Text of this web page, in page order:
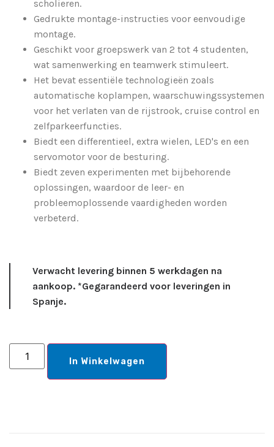
scholieren.
Gedrukte montage-instructies voor eenvoudige
montage.
Geschikt voor groepswerk van 2 tot 4 studenten,
wat samenwerking en teamwerk stimuleert.
Het bevat essentiële technologieën zoals
automatische koplampen, waarschuwingssystemen
voor het verlaten van de rijstrook, cruise control en
zelfparkeerfuncties.
Biedt een differentieel, extra wielen, LED's en een
servomotor voor de besturing.
Biedt zeven experimenten met bijbehorende
oplossingen, waardoor de leer- en
probleemoplossende vaardigheden worden
verbeterd.
Verwacht levering binnen 5 werkdagen na
aankoop. *Gegarandeerd voor leveringen in
Spanje.
In Winkelwagen